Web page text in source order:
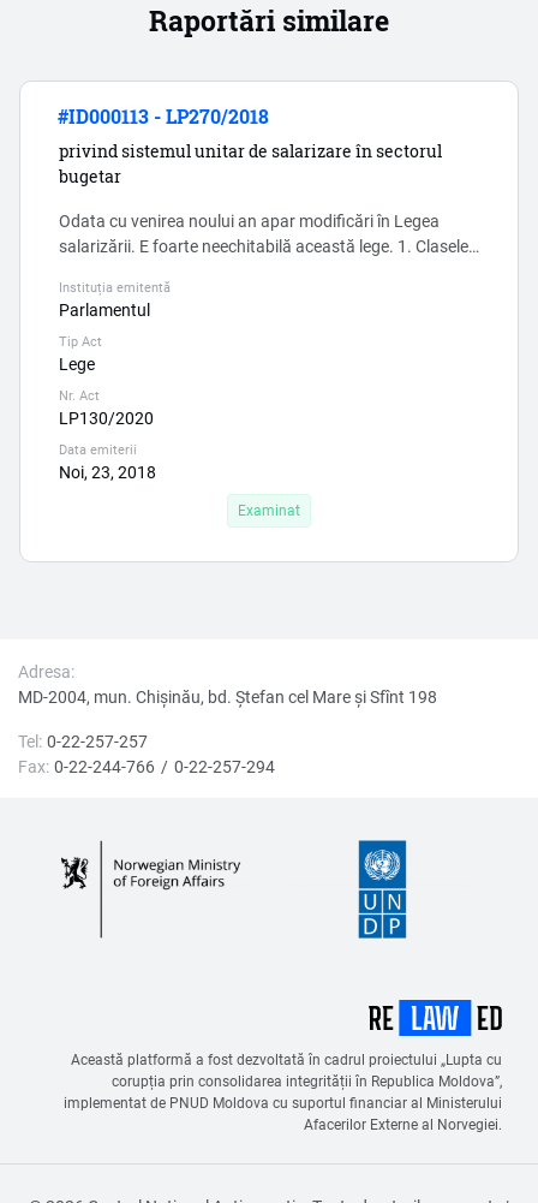
Raportări similare
#ID000113 - LP270/2018
privind sistemul unitar de salarizare în sectorul
bugetar
Odata cu venirea noului an apar modificări în Legea
salarizării. E foarte neechitabilă această lege. 1. Clasele
reziste cu asa salarizare, clasa 52 , clasa 56. - evident ca
nu vor fi niciodata îneleși de ministri ai caror clasa de
salarizare e 127, deputați- clasa de salarizare 120.
Evident ca niciodata nu vor fi înțeleși nici ...
Instituția emitentă
Parlamentul
Tip Act
Lege
Nr. Act
LP130/2020
Data emiterii
Noi, 23, 2018
Examinat
Adresa:
MD-2004, mun. Chișinău, bd. Ştefan cel Mare şi Sfînt 198
Tel: 0-22-257-257
Fax: 0-22-244-766 0-22-257-294
Această platformă a fost dezvoltată în cadrul proiectului „Lupta cu
corupția prin consolidarea integrității în Republica Moldova”,
implementat de PNUD Moldova cu suportul financiar al Ministerului
Afacerilor Externe al Norvegiei.